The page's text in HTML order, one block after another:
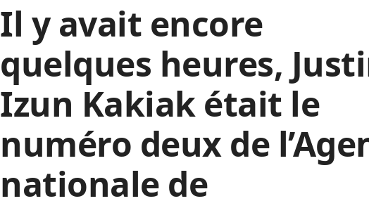
Il y avait encore
quelques heures,
Izun Kakiak était le
numéro deux de
nationale de